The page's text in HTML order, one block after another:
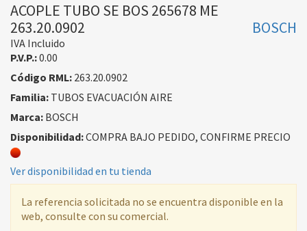
ACOPLE TUBO SE BOS 265678 ME
263.20.0902
BOSCH
IVA Incluido
P.V.P.:0.00
Código RML: 263.20.0902
Familia: TUBOS EVACUACIÓN AIRE
Marca: BOSCH
Disponibilidad:COMPRA BAJO PEDIDO, CONFIRME PRECIO
Ver disponibilidad en tu tienda
La referencia solicitada no se encuentra disponible en la
web, consulte con su comercial.